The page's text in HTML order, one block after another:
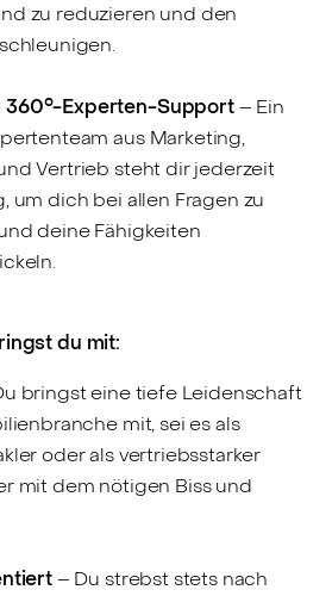
zu reduzieren und den
360°-Experten-Support– Ein
aus Marketing,
Vertrieb steht dir jederzeit
um dich bei allen Fragen zu
deine Fähigkeiten
du mit:
bringst eine tiefe Leidenschaft
mit, sei es als
oder als vertriebsstarker
mit dem nötigen Biss und
– Du strebst stets nach